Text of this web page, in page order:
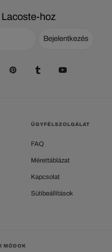
hoz
Bejelentkezés
ÜGYFÉLSZOLGÁLAT
FAQ
Mérettáblázat
Kapcsolat
Sütibeállítások
MÓDOK